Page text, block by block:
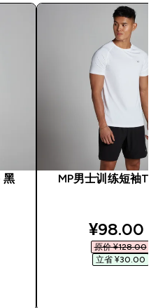
黑
price
MP男士训练短袖T恤
¥98.00‎
原价 ¥128.00‎
立省 ¥30.00‎